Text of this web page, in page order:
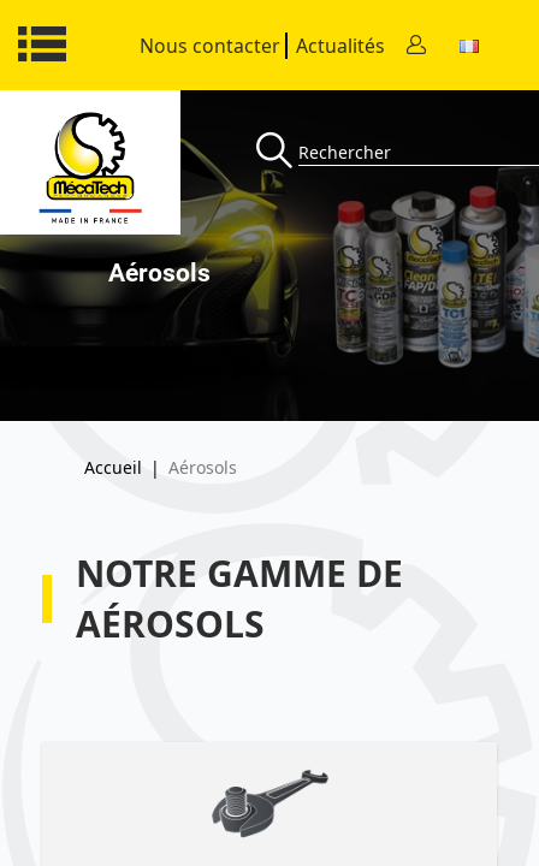
Nous contacter Actualités
Aérosols
Accueil | Aérosols
NOTRE GAMME DE
AÉROSOLS